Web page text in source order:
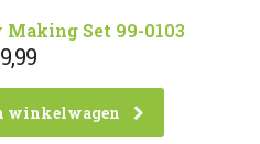
Set 99-0103
9,99
winkelwagen